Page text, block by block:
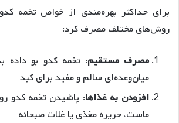
برای حداکثر بهره‌مندی از خواص تخمه
روش‌های مختلف مصرف کرد:
مصرف مستقیم: تخمه کدو بو داده
میان‌وعده‌ای سالم و مفید برای کبد
افزودن به غذاها: پاشیدن تخمه کدو
ماست، حریره مغذی یا غلات صبحانه